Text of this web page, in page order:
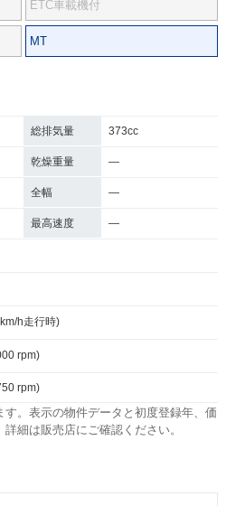
ETC車載機付
MT
総排気量 373cc
乾燥重量 ―
全幅 ―
最高速度 ―
h走行時)
rpm)
rpm)
。表示の物件データと初度登録年、価
細は販売店にご確認ください。